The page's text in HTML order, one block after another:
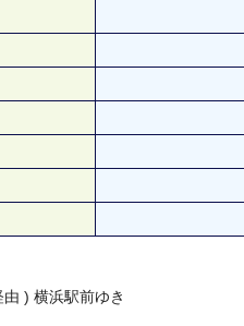
) 横浜駅前ゆき